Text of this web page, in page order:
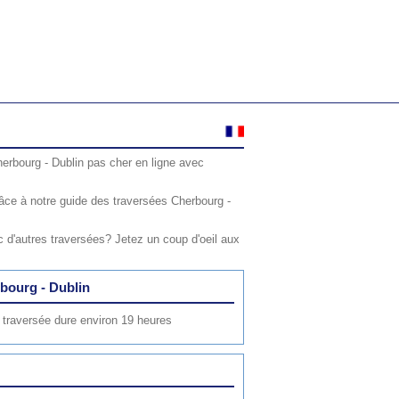
- Dublin pas cher en ligne avec
à notre guide des traversées Cherbourg -
traversées? Jetez un coup d'oeil aux
- Dublin
dure environ 19 heures